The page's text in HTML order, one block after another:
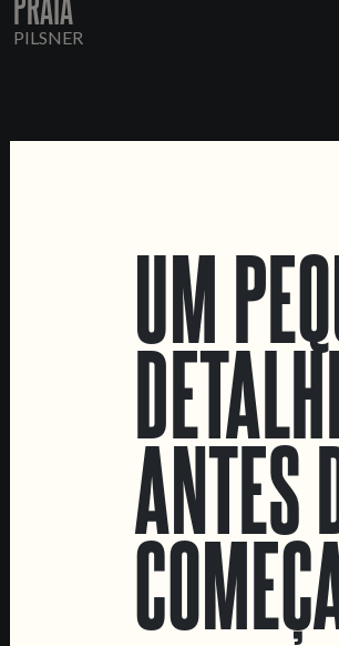
PILSNER
Quero vender as vossas cervejas!
Tours e eventos privados
Livro de Reclamações
UM
ANTES